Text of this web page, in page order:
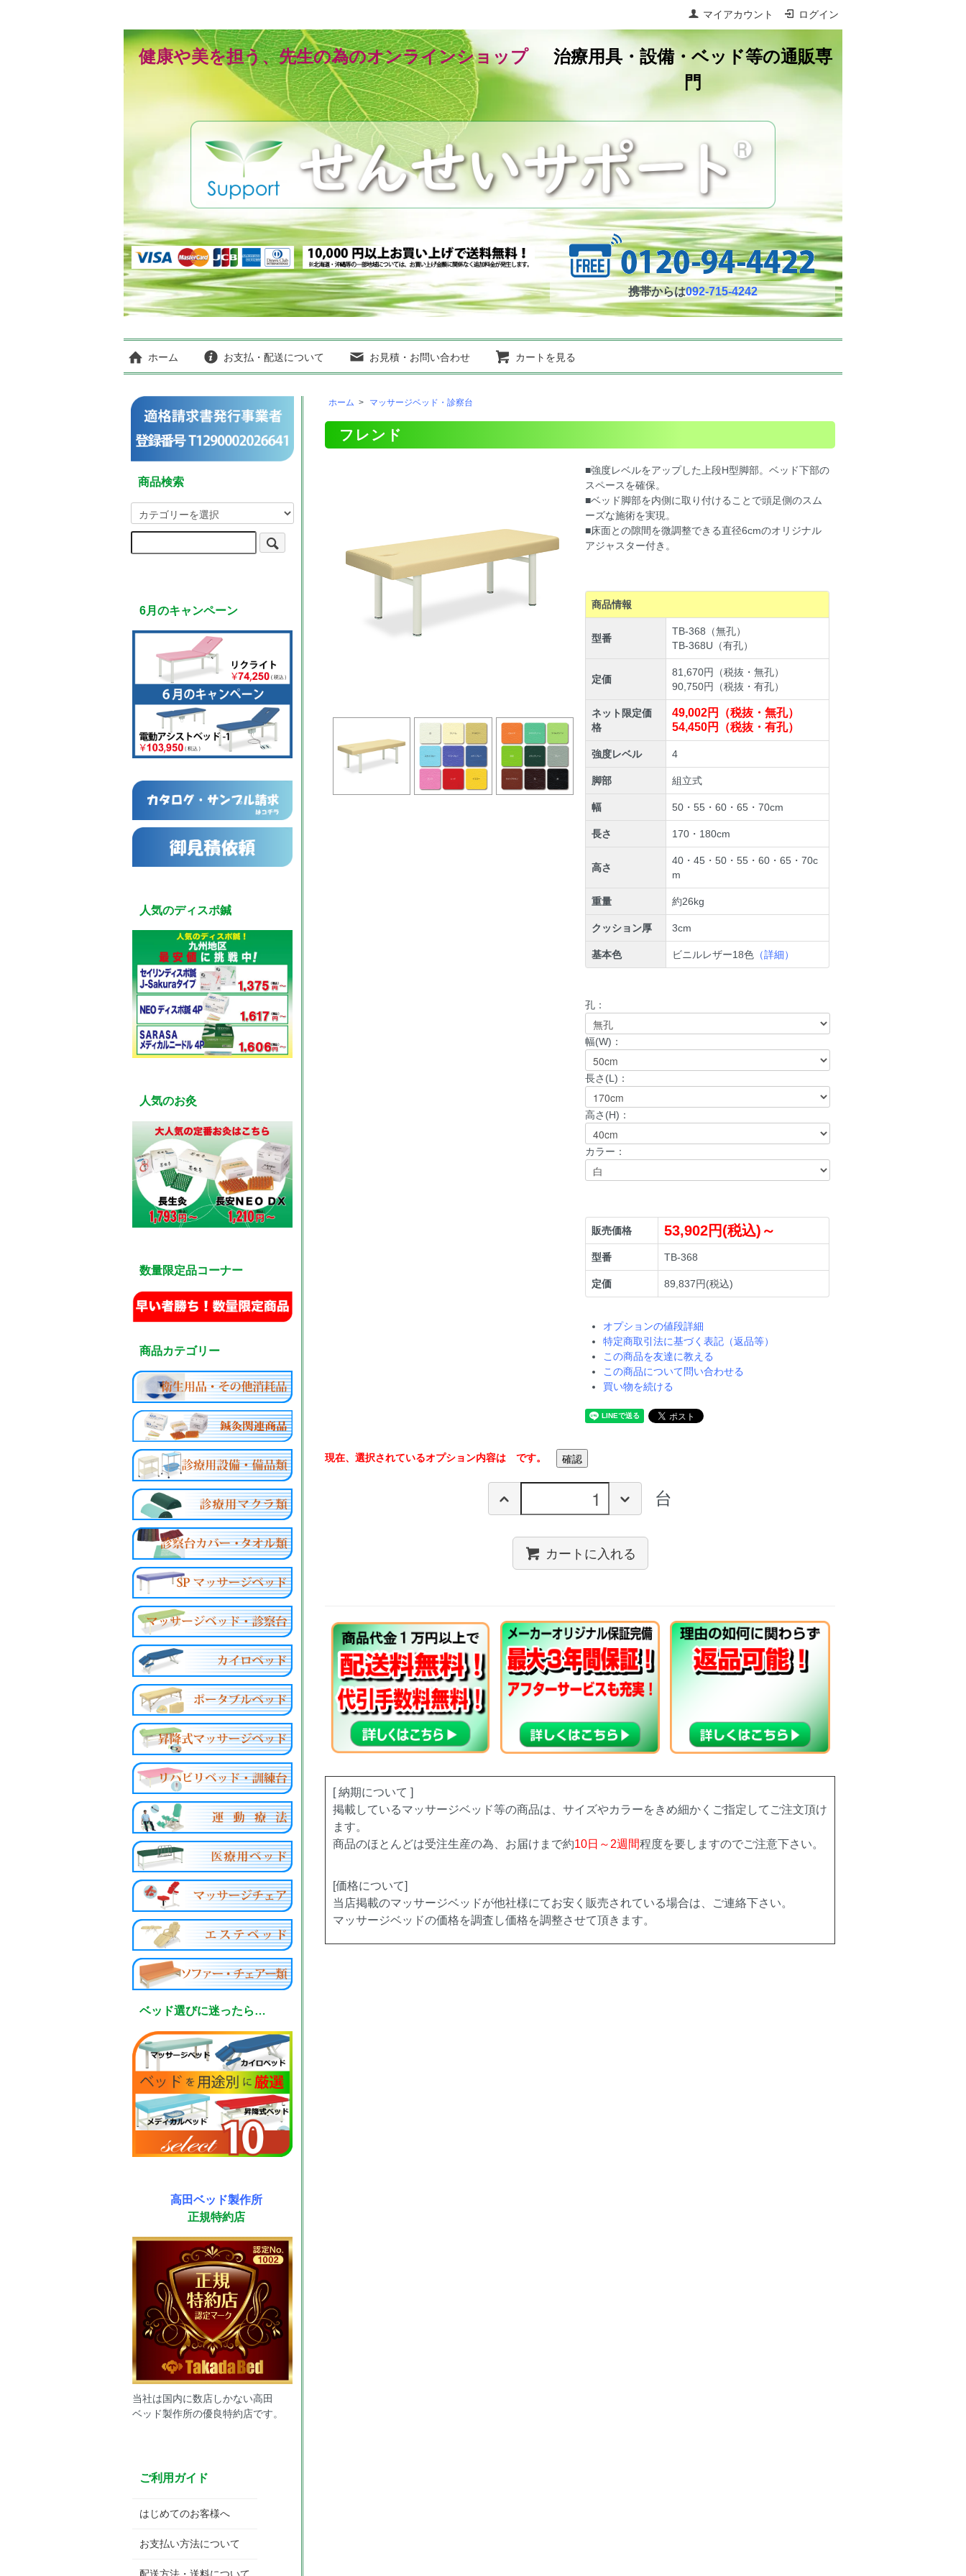
マイアカウント ログイン
健康や美を担う、先生の為のオンラインショップ
治療用具・設備・ベッド等の通販専
門
携帯からは092-715-4242
ホーム お支払・配送について お見積・お問い合わせ カートを見る
ホーム > マッサージベッド・診察台
フレンド
■強度レベルをアップした上段H型脚部。ベッド下部の
スペースを確保。
■ベッド脚部を内側に取り付けることで頭足側のスム
ーズな施術を実現。
■床面との隙間を微調整できる直径6cmのオリジナル
アジャスター付き。
商品情報
型番
TB-368（無孔）
TB-368U（有孔）
定価
81,670円（税抜・無孔）
90,750円（税抜・有孔）
ネット限定価
格
49,002円（税抜・無孔）
54,450円（税抜・有孔）
強度レベル 4
脚部 組立式
幅 50・55・60・65・70cm
長さ 170・180cm
高さ
40・45・50・55・60・65・70c
m
重量 約26kg
クッション厚 3cm
基本色 ビニルレザー18色 （詳細）
孔：
幅(W)：
長さ(L)：
高さ(H)：
カラー：
販売価格 53,902円(税込)～
型番 TB-368
定価 89,837円(税込)
オプションの値段詳細
特定商取引法に基づく表記（返品等）
この商品を友達に教える
この商品について問い合わせる
買い物を続ける
現在、選択されているオプション内容は です。
台
カートに入れる
[ 納期について ]
掲載しているマッサージベッド等の商品は、サイズやカラーをきめ細かくご指定してご注文頂け
ます。
商品のほとんどは受注生産の為、お届けまで約10日～2週間程度を要しますのでご注意下さい。
[価格について]
当店掲載のマッサージベッドが他社様にてお安く販売されている場合は、ご連絡下さい。
マッサージベッドの価格を調査し価格を調整させて頂きます。
商品検索
6月のキャンペーン
人気のディスポ鍼
人気のお灸
数量限定品コーナー
商品カテゴリー
ベッド選びに迷ったら…
高田ベッド製作所
正規特約店
当社は国内に数店しかない高田
ベッド製作所の優良特約店です。
ご利用ガイド
はじめてのお客様へ
お支払い方法について
配送方法・送料について